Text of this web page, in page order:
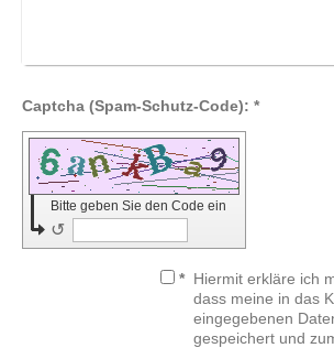
Captcha (Spam-Schutz-Code): *
Bitte geben Sie den Code ein
↺
* Hiermit erkläre ich
dass meine in das
eingegebenen
gespeichert und